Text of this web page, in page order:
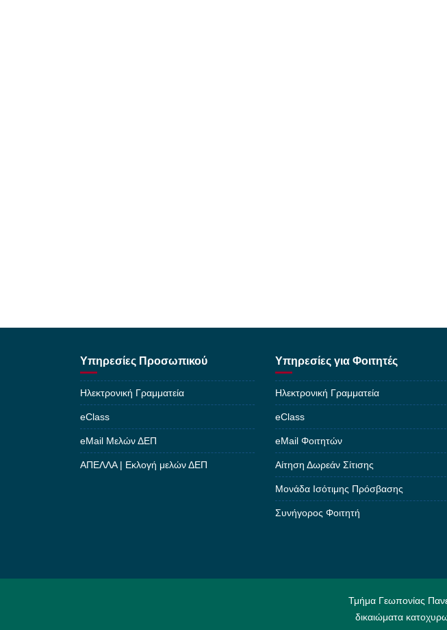
Υπηρεσίες Προσωπικού
Ηλεκτρονική Γραμματεία
eClass
eMail Μελών ΔΕΠ
ΑΠΕΛΛΑ | Εκλογή μελών ΔΕΠ
Υπηρεσίες για Φοιτητές
Ηλεκτρονική Γραμματεία
eClass
eMail Φοιτητών
Αίτηση Δωρεάν Σίτισης
Μονάδα Ισότιμης Πρόσβασης
Συνήγορος Φοιτητή
Τμήμα Γεωπονίας
δικαιώματα